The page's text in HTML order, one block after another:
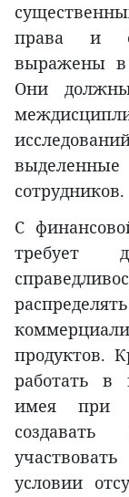
права и
выражены в
Они должны
сотрудников.
С
требует
продуктов.
работать в
имея при
условии